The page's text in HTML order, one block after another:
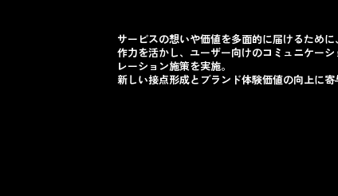
サービスの想いや価値を多面的に届けるため
作力を活かし、ユーザー向けのコミュニケー
レーション施策を実施。
新しい接点形成とブランド体験価値の向上に寄